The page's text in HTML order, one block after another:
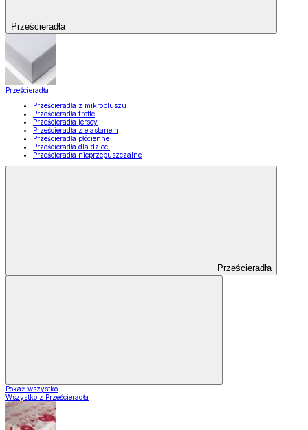
Prześcieradła
Prześcieradła
Prześcieradła z mikropluszu
Prześcieradła frotte
Prześcieradła jersey
Prześcieradła z elastanem
Prześcieradła płócienne
Prześcieradła dla dzieci
Prześcieradła nieprzepuszczalne
Prześcieradła
Pokaż wszystko
Wszystko z Prześcieradła